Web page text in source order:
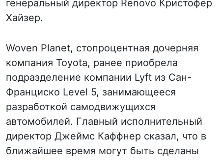
генеральный директор Renovo Кристофер
Хайзер.
Woven Planet, стопроцентная дочерняя
компания Toyota, ранее приобрела
подразделение компании Lyft из Сан-
Франциско Level 5, занимающееся
разработкой самодвижущихся
автомобилей. Главный исполнительный
директор Джеймс Каффнер сказал, что в
ближайшее время могут быть сделаны